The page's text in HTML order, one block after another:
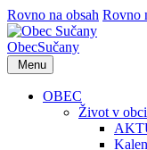
Rovno na obsah Rovno
ObecSučany
Menu
OBEC
Život v obci